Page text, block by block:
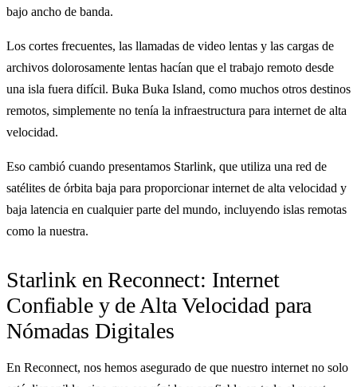
bajo ancho de banda.
Los cortes frecuentes, las llamadas de video lentas y las cargas de
archivos dolorosamente lentas hacían que el trabajo remoto desde
una isla fuera difícil. Buka Buka Island, como muchos otros destinos
remotos, simplemente no tenía la infraestructura para internet de alta
velocidad.
Eso cambió cuando presentamos Starlink, que utiliza una red de
satélites de órbita baja para proporcionar internet de alta velocidad y
baja latencia en cualquier parte del mundo, incluyendo islas remotas
como la nuestra.
Starlink en Reconnect: Internet
Confiable y de Alta Velocidad para
Nómadas Digitales
En Reconnect, nos hemos asegurado de que nuestro internet no solo